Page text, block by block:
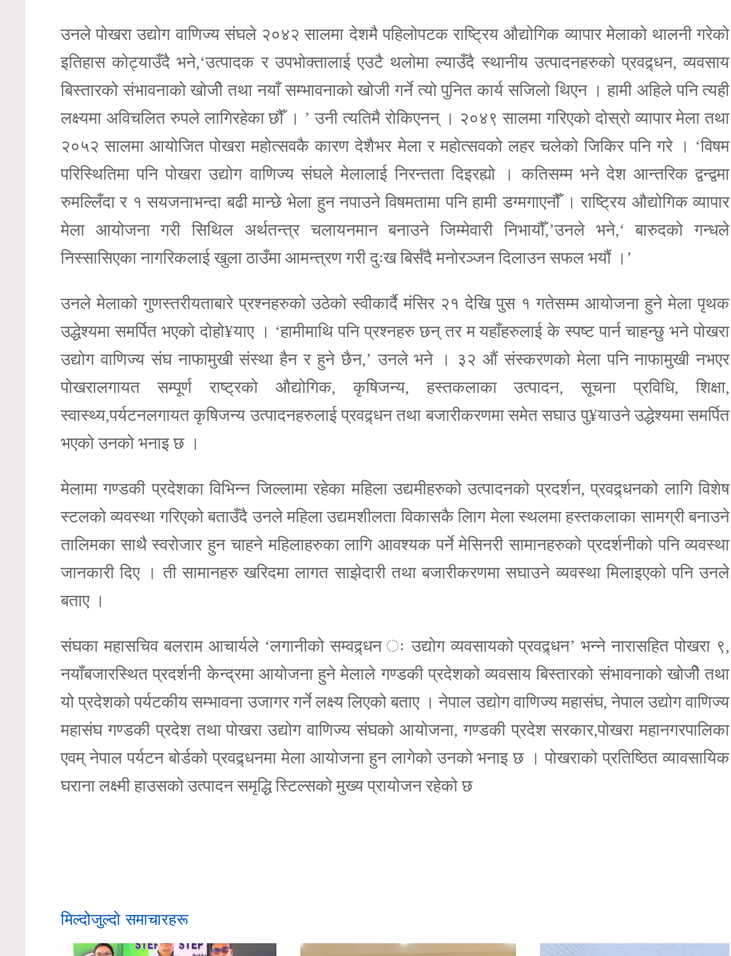
उनले पोखरा उद्योग वाणिज्य संघले २०४२ सालमा देशमै पहिलोपटक राष्ट्रिय औद्योगिक व्यापार मेलाको थालनी गरेको
इतिहास कोट्याउँदै भने,‘उत्पादक र उपभोक्तालाई एउटै थलोमा ल्याउँदै स्थानीय उत्पादनहरुको प्रवद्र्धन, व्यवसाय
बिस्तारको संभावनाको खोजीे तथा नयाँ सम्भावनाको खोजी गर्ने त्यो पुनित कार्य सजिलो थिएन । हामी अहिले पनि त्यही
लक्ष्यमा अविचलित रुपले लागिरहेका छौँ । ’ उनी त्यतिमै रोकिएनन् । २०४९ सालमा गरिएको दोस्रो व्यापार मेला तथा
२०५२ सालमा आयोजित पोखरा महोत्सवकै कारण देशैभर मेला र महोत्सवको लहर चलेको जिकिर पनि गरे । ‘विषम
परिस्थितिमा पनि पोखरा उद्योग वाणिज्य संघले मेलालाई निरन्तता दिइरह्यो । कतिसम्म भने देश आन्तरिक द्वन्द्वमा
रुमल्लिँदा र १ सयजनाभन्दा बढी मान्छे भेला हुन नपाउने विषमतामा पनि हामी डग्मगाएनौँ । राष्ट्रिय औद्योगिक व्यापार
मेला आयोजना गरी सिथिल अर्थतन्त्र चलायनमान बनाउने जिम्मेवारी निभायौँ,’उनले भने,‘ बारुदको गन्धले
निस्सासिएका नागरिकलाई खुला ठाउँमा आमन्त्रण गरी दुःख बिर्सँदै मनोरञ्जन दिलाउन सफल भयौं ।’
उनले मेलाको गुणस्तरीयताबारे प्रश्नहरुको उठेको स्वीकार्दै मंसिर २१ देखि पुस १ गतेसम्म आयोजना हुने मेला पृथक
उद्धेश्यमा समर्पित भएको दोहो¥याए । ‘हामीमाथि पनि प्रश्नहरु छन् तर म यहाँहरुलाई के स्पष्ट पार्न चाहन्छु भने पोखरा
उद्योग वाणिज्य संघ नाफामुखी संस्था हैन र हुने छैन,’ उनले भने । ३२ औं संस्करणको मेला पनि नाफामुखी नभएर
पोखरालगायत सम्पूर्ण राष्ट्रको औद्योगिक, कृषिजन्य, हस्तकलाका उत्पादन, सूचना प्रविधि, शिक्षा,
स्वास्थ्य,पर्यटनलगायत कृषिजन्य उत्पादनहरुलाई प्रवद्र्धन तथा बजारीकरणमा समेत सघाउ पु¥याउने उद्धेश्यमा समर्पित
भएको उनको भनाइ छ ।
मेलामा गण्डकी प्रदेशका विभिन्न जिल्लामा रहेका महिला उद्यमीहरुको उत्पादनको प्रदर्शन, प्रवद्र्धनको लागि विशेष
स्टलको व्यवस्था गरिएको बताउँदै उनले महिला उद्यमशीलता विकासकै लािग मेला स्थलमा हस्तकलाका सामग्री बनाउने
तालिमका साथै स्वरोजार हुन चाहने महिलाहरुका लागि आवश्यक पर्ने मेसिनरी सामानहरुको प्रदर्शनीको पनि व्यवस्था
जानकारी दिए । ती सामानहरु खरिदमा लागत साझेदारी तथा बजारीकरणमा सघाउने व्यवस्था मिलाइएको पनि उनले
बताए ।
संघका महासचिव बलराम आचार्यले ‘लगानीको सम्वद्र्धन ः उद्योग व्यवसायको प्रवद्र्धन’ भन्ने नारासहित पोखरा ९,
नयाँबजारस्थित प्रदर्शनी केन्द्रमा आयोजना हुने मेलाले गण्डकी प्रदेशको व्यवसाय बिस्तारको संभावनाको खोजीे तथा
यो प्रदेशको पर्यटकीय सम्भावना उजागर गर्ने लक्ष्य लिएको बताए । नेपाल उद्योग वाणिज्य महासंघ, नेपाल उद्योग वाणिज्य
महासंघ गण्डकी प्रदेश तथा पोखरा उद्योग वाणिज्य संघको आयोजना, गण्डकी प्रदेश सरकार,पोखरा महानगरपालिका
एवम् नेपाल पर्यटन बोर्डको प्रवद्र्धनमा मेला आयोजना हुन लागेको उनको भनाइ छ । पोखराको प्रतिष्ठित व्यावसायिक
घराना लक्ष्मी हाउसको उत्पादन समृद्धि स्टिल्सको मुख्य प्रायोजन रहेको छ
मिल्दोजुल्दो समाचारहरू